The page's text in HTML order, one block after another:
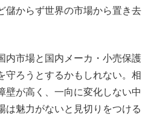
儲からず世界の市場から置き去
内市場と国内メーカ・小売保護
守ろうとするかもしれない。相
壁が高く、一向に変化しない中
は魅力がないと見切りをつける